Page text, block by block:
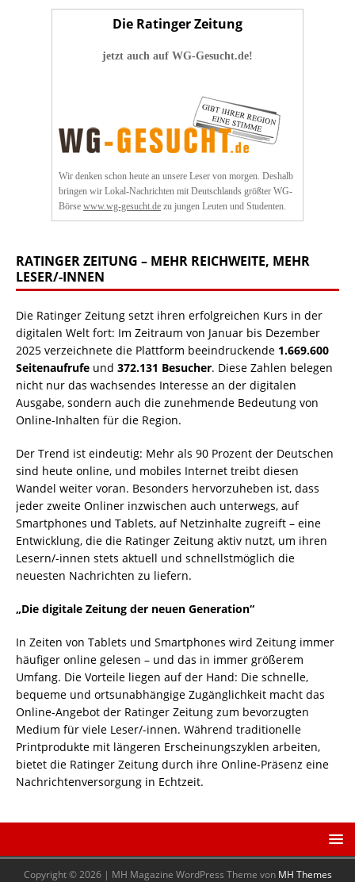
Die Ratinger Zeitung
jetzt auch auf WG-Gesucht.de!
Wir denken schon heute an unsere Leser von morgen. Deshalb
bringen wir Lokal-Nachrichten mit Deutschlands größter WG-
Börse www.wg-gesucht.de zu jungen Leuten und Studenten.
RATINGER ZEITUNG – MEHR REICHWEITE, MEHR
LESER/-INNEN
Die Ratinger Zeitung setzt ihren erfolgreichen Kurs in der
digitalen Welt fort: Im Zeitraum von Januar bis Dezember
2025 verzeichnete die Plattform beeindruckende 1.669.600
Seitenaufrufe und 372.131 Besucher. Diese Zahlen belegen
nicht nur das wachsendes Interesse an der digitalen
Ausgabe, sondern auch die zunehmende Bedeutung von
Online-Inhalten für die Region.
Der Trend ist eindeutig: Mehr als 90 Prozent der Deutschen
sind heute online, und mobiles Internet treibt diesen
Wandel weiter voran. Besonders hervorzuheben ist, dass
jeder zweite Onliner inzwischen auch unterwegs, auf
Smartphones und Tablets, auf Netzinhalte zugreift – eine
Entwicklung, die die Ratinger Zeitung aktiv nutzt, um ihren
Lesern/-innen stets aktuell und schnellstmöglich die
neuesten Nachrichten zu liefern.
„Die digitale Zeitung der neuen Generation“
In Zeiten von Tablets und Smartphones wird Zeitung immer
häufiger online gelesen – und das in immer größerem
Umfang. Die Vorteile liegen auf der Hand: Die schnelle,
bequeme und ortsunabhängige Zugänglichkeit macht das
Online-Angebot der Ratinger Zeitung zum bevorzugten
Medium für viele Leser/-innen. Während traditionelle
Printprodukte mit längeren Erscheinungszyklen arbeiten,
bietet die Ratinger Zeitung durch ihre Online-Präsenz eine
Nachrichtenversorgung in Echtzeit.
Copyright © 2026 | MH Magazine WordPress Theme von MH Themes